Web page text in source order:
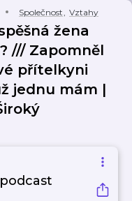
Společnost, Vztahy
žena
/// Zapomněl
přítelkyni
jednu mám |